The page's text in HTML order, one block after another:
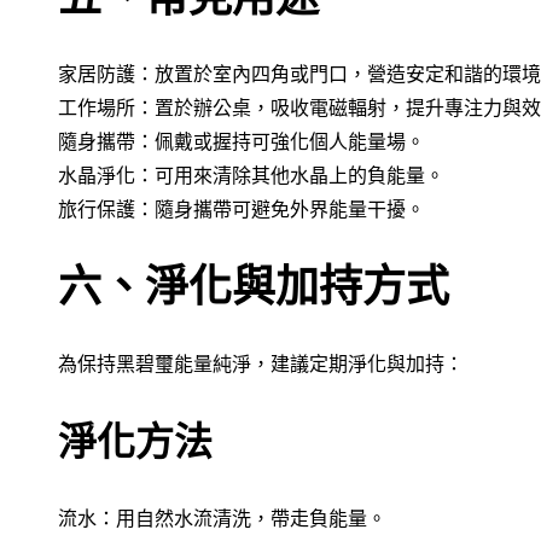
家居防護：放置於室內四角或門口，營造安定和諧的環
工作場所：置於辦公桌，吸收電磁輻射，提升專注力與
隨身攜帶：佩戴或握持可強化個人能量場。
水晶淨化：可用來清除其他水晶上的負能量。
旅行保護：隨身攜帶可避免外界能量干擾。
六、淨化與加持方式
為保持黑碧璽能量純淨，建議定期淨化與加持：
淨化方法
流水：用自然水流清洗，帶走負能量。